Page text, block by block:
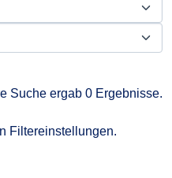
Suche ergab 0 Ergebnisse.
Filtereinstellungen.